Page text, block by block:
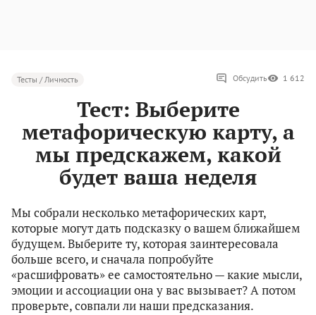
Тесты / Личность Обсудить 1 612
Тест: Выберите
метафорическую карту, а
мы предскажем, какой
будет ваша неделя
Мы собрали несколько метафорических карт,
которые могут дать подсказку о вашем ближайшем
будущем. Выберите ту, которая заинтересовала
больше всего, и сначала попробуйте
«расшифровать» ее самостоятельно — какие мысли,
эмоции и ассоциации она у вас вызывает? А потом
проверьте, совпали ли наши предсказания.